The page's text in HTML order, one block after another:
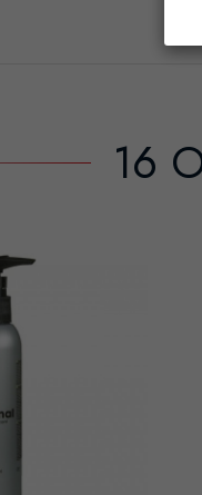
16